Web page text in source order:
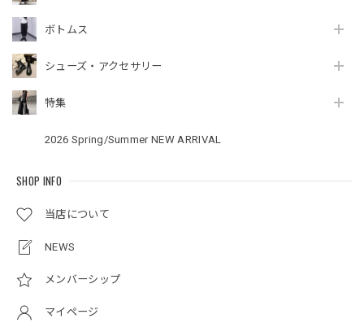
ボトムス
シューズ・アクセサリー
特集
2026 Spring/Summer NEW ARRIVAL
SHOP INFO
当店について
NEWS
メンバーシップ
マイページ